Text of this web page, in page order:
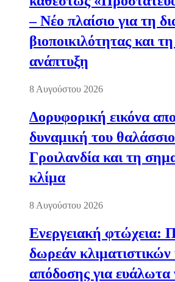
– Νέο πλαίσιο για τη
βιοποικιλότητας και
ανάπτυξη
8 Αυγούστου 2026
Δορυφορική εικόνα
δυναμική του
Γροιλανδία και τη
κλίμα
8 Αυγούστου 2026
Ενεργειακή φτώχεια:
δωρεάν
απόδοσης για ευάλωτα